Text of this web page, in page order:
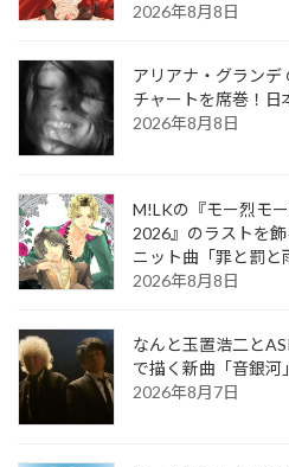
2026年8月8日
アリアナ・グラン
チャートを席巻！日
2026年8月8日
M!LKの『モー烈モ
2026』のラストを
ニット曲「罪と罰と
2026年8月8日
なんと玉置浩二と
で描く新曲「音銀河
2026年8月7日